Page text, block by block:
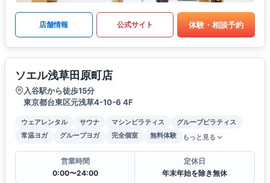
店舗情報 公式サイト 体験・相談予約
ソエル浅草田原町店
入谷駅から徒歩15分
東京都台東区元浅草4-10-6 4F
ウェアレンタル サウナ マシンピラティス
グループピラティス
常温ヨガ
グループヨガ 完全個室 無料体験 もっと見る
営業時間
0:00〜24:00
定休日
年末年始を除き無休